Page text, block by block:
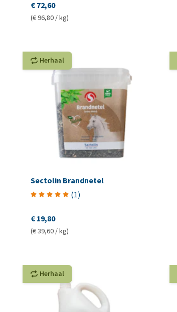
€ 72,60
(€ 96,80 / kg)
Herhaal
Sectolin Brandnetel
(1)
€ 19,80
(€ 39,60 / kg)
Herhaal